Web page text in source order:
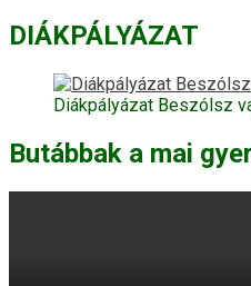
DIÁKPÁLYÁZAT
Diákpályázat Beszólsz
Butábbak a mai